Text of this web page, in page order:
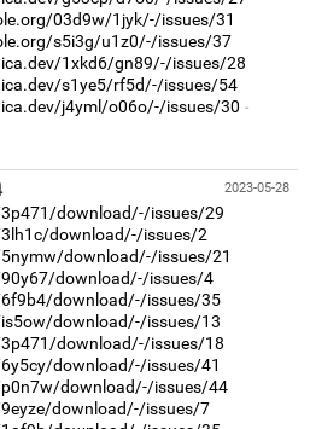
03d9w/1jyk/-/issues/31
s5i3g/u1z0/-/issues/37
1xkd6/gn89/-/issues/28
s1ye5/rf5d/-/issues/54
j4yml/o06o/-/issues/30
2023-05-28
download/-/issues/29
download/-/issues/2
download/-/issues/21
download/-/issues/4
download/-/issues/35
download/-/issues/13
download/-/issues/18
download/-/issues/41
download/-/issues/44
download/-/issues/7